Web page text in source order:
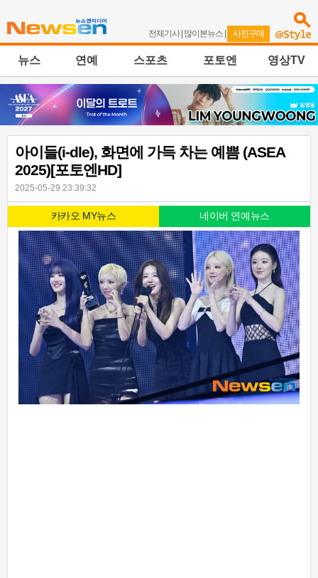
전체기사| 많이본뉴스 | 사진구매
뉴스 연예 스포츠 포토엔 영상TV
아이들(i-dle), 화면에 가득 차는 예쁨 (ASEA
2025)[포토엔HD]
2025-05-29 23:39:32
카카오 MY뉴스 네이버 연예뉴스